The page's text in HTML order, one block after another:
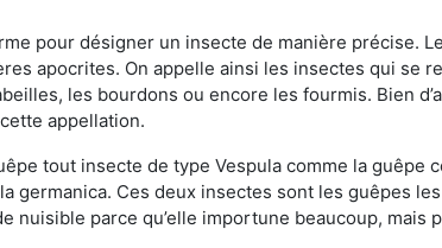
pour désigner un insecte de manière précise.
apocrites. On appelle ainsi les insectes qui se
les bourdons ou encore les fourmis. Bien
appellation.
tout insecte de type Vespula comme la
germanica. Ces deux insectes sont les guêpes
nuisible parce qu’elle importune beaucoup,